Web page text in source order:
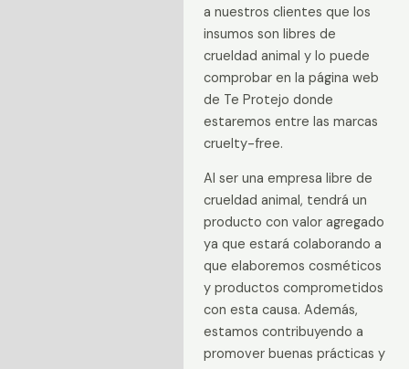
a nuestros clientes que los
insumos son libres de
crueldad animal y lo puede
comprobar en la página web
de Te Protejo donde
estaremos entre las marcas
cruelty-free.
Al ser una empresa libre de
crueldad animal, tendrá un
producto con valor agregado
ya que estará colaborando a
que elaboremos cosméticos
y productos comprometidos
con esta causa. Además,
estamos contribuyendo a
promover buenas prácticas y